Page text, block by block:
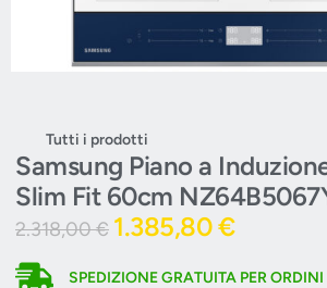
Tutti i prodotti
Samsung Piano a
Slim Fit 60cm
2.318,00€ 1.385,80€
SPEDIZIONE GRATUITA PER